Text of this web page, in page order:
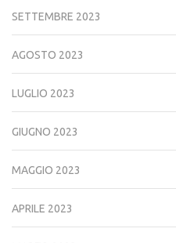
SETTEMBRE 2023
AGOSTO 2023
LUGLIO 2023
GIUGNO 2023
MAGGIO 2023
APRILE 2023